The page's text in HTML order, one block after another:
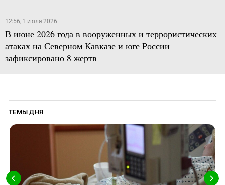
12:56, 1 июля 2026
В июне 2026 года в вооруженных и террористических
атаках на Северном Кавказе и юге России
зафиксировано 8 жертв
ТЕМЫ ДНЯ